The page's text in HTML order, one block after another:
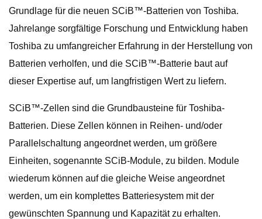
Grundlage für die neuen SCiB™-Batterien von Toshiba.
Jahrelange sorgfältige Forschung und Entwicklung haben
Toshiba zu umfangreicher Erfahrung in der Herstellung von
Batterien verholfen, und die SCiB™-Batterie baut auf
dieser Expertise auf, um langfristigen Wert zu liefern.
SCiB™-Zellen sind die Grundbausteine ​​für Toshiba-
Batterien. Diese Zellen können in Reihen- und/oder
Parallelschaltung angeordnet werden, um größere
Einheiten, sogenannte SCiB-Module, zu bilden. Module
wiederum können auf die gleiche Weise angeordnet
werden, um ein komplettes Batteriesystem mit der
gewünschten Spannung und Kapazität zu erhalten.